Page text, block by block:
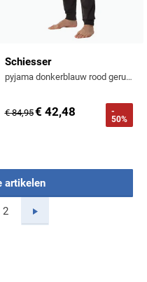
Schiesser
pyjama donkerblauw rood geruit 100% katoen
€ 84,95€ 42,48
-
50%
artikelen
Page
Page
2 Volgende